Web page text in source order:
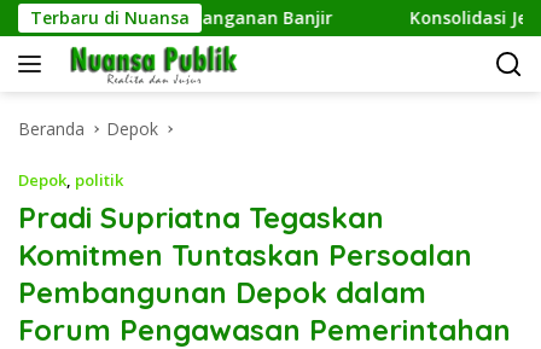
Langsung
ke
konten
Terbaru di Nuansa
Aspirasi Penanganan Banjir Konsolidasi Jelang
Beranda Depok
Depok, politik
Pradi Supriatna Tegaskan
Komitmen Tuntaskan Persoalan
Pembangunan Depok dalam
Forum Pengawasan Pemerintahan